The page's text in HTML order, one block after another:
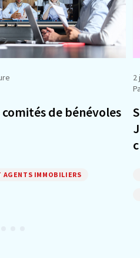
de bénévoles
AGENTS IMMOBILIERS
2